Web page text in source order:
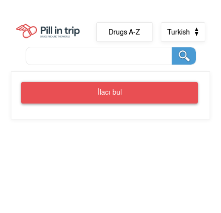
Drugs A-Z Turkish
İlacı bul